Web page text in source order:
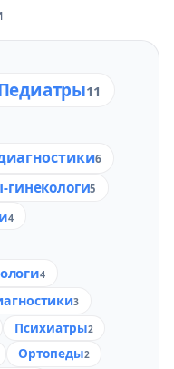
11
6
5
4
4
3
Психиатры2
Ортопеды2